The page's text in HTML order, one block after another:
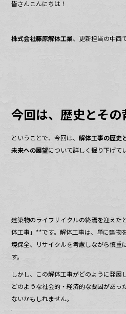
c
e
b
皆さんこんにちは！
株式会社藤原解体工業、更新担当の中西で
今回は、歴史とその
ということで、今回は、解体工事の歴史
未来への展望について詳しく掘り下げて
建築物のライフサイクルの終焉を迎えた
体工事」**です。解体工事は、単に建物
境保全、リサイクルを考慮しながら慎重
す。
しかし、この解体工事がどのように発
どのような社会的・経済的な要因があっ
ないかもしれません。